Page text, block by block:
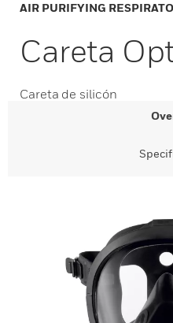
AIR PURIFYING
Careta
Careta de silicón